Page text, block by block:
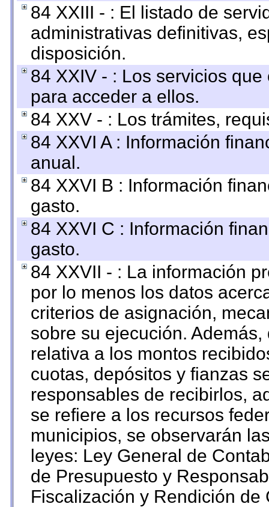
84 XXIII - : El listado de
administrativas definitivas,
disposición.
84 XXIV - : Los servicios
para acceder a ellos.
84 XXV - : Los trámites,
84 XXVI A : Información
anual.
84 XXVI B : Información
gasto.
84 XXVI C : Información
gasto.
84 XXVII - : La información
por lo menos los datos
criterios de asignación,
sobre su ejecución.
relativa a los montos
cuotas, depósitos y fianzas
responsables de recibirlos,
se refiere a los recursos
municipios, se observarán
leyes: Ley General de
de Presupuesto y
Fiscalización y Rendición